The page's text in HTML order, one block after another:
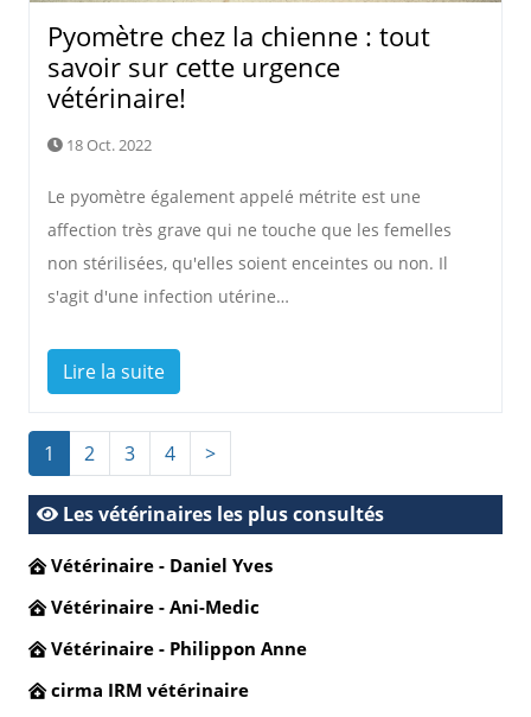
Pyomètre chez la chienne : tout
savoir sur cette urgence
vétérinaire!
18 Oct. 2022
Le pyomètre également appelé métrite est une
affection très grave qui ne touche que les femelles
non stérilisées, qu'elles soient enceintes ou non. Il
s'agit d'une infection utérine…
Lire la suite
1 2 3 4 >
Les vétérinaires les plus consultés
Vétérinaire - Daniel Yves
Vétérinaire - Ani-Medic
Vétérinaire - Philippon Anne
cirma IRM vétérinaire